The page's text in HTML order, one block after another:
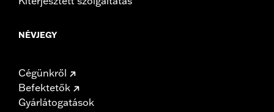
NÉVJEGY
Cégünkről
Befektetők
Gyárlátogatások